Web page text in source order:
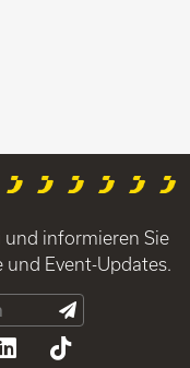
und informieren Sie
und Event-Updates.